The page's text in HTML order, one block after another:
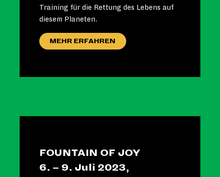
Training für die Rettung des Lebens auf
diesem Planeten.
MEHR ERFAHREN
FOUNTAIN OF JOY
6. – 9. Juli 2023,